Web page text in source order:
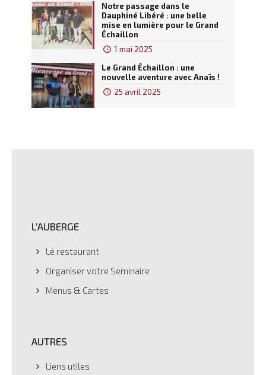
Notre passage dans le
Dauphiné Libéré : une belle
mise en lumière pour le Grand
Échaillon
1 mai 2025
Le Grand Échaillon : une
nouvelle aventure avec Anaïs !
25 avril 2025
L’AUBERGE
Le restaurant
Organiser votre Seminaire
Menus & Cartes
AUTRES
Liens utiles